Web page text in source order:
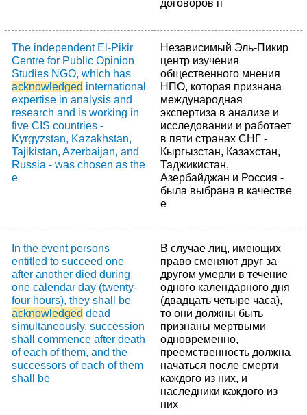
договоров п
The independent El-Pikir
Centre for Public Opinion
Studies NGO, which has
acknowledged international
expertise in analysis and
research and is working in
five CIS countries -
Kyrgyzstan, Kazakhstan,
Tajikistan, Azerbaijan, and
Russia - was chosen as the
e
Независимый Эль-Пикир
центр изучения
общественного мнения
НПО, которая признана
международная
экспертиза в анализе и
исследовании и работает
в пяти странах СНГ -
Кыргызстан, Казахстан,
Таджикистан,
Азербайджан и Россия -
была выбрана в качестве
е
In the event persons
entitled to succeed one
after another died during
one calendar day (twenty-
four hours), they shall be
acknowledged dead
simultaneously, succession
shall commence after death
of each of them, and the
successors of each of them
shall be
В случае лиц, имеющих
право сменяют друг за
другом умерли в течение
одного календарного дня
(двадцать четыре часа),
то они должны быть
признаны мертвыми
одновременно,
преемственность должна
начаться после смерти
каждого из них, и
наследники каждого из
них